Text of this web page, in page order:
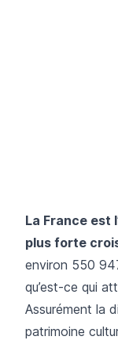
La France est
plus forte
environ 550
qu’est-ce qui
Assurément la
patrimoine